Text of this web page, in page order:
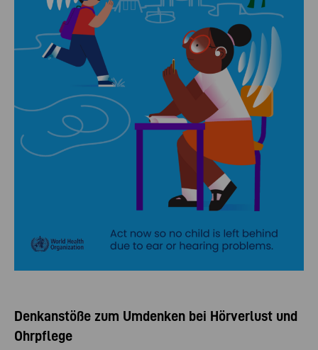
Denkanstöße zum Umdenken bei Hörverlust und
Ohrpflege